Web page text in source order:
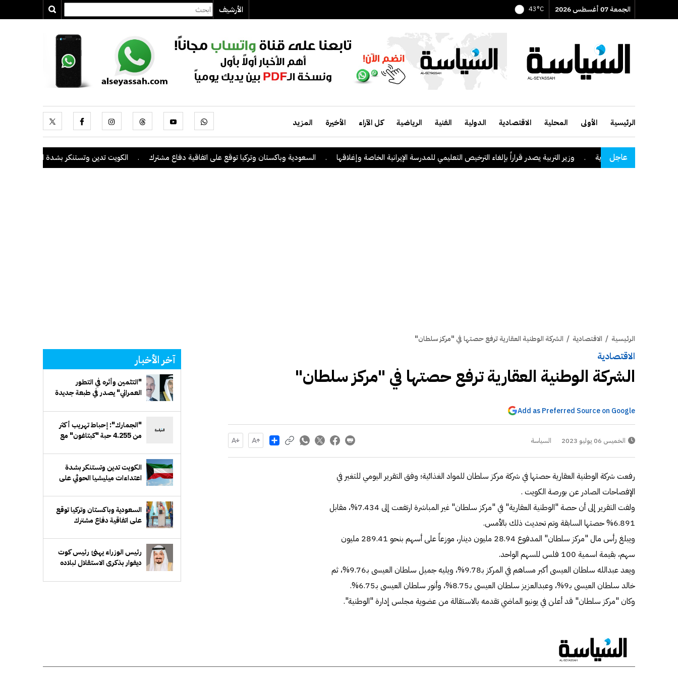
الجمعة 07 أغسطس 2026 43°C الأرشيف
الرئيسية الأولى المحلية الاقتصادية الدولية الفنية الرياضية كل الآراء الأخيرة المزيد
عاجل
نجران السعودية وزير التربية يصدر قراراً بإلغاء الترخيص التعليمي للمدرسة الإيرانية الخاصة وإغلاقها . السعودية وباكستان وتركيا توقع على اتفاقية دفاع مشترك . الكويت تدين وتستنكر بشدة اعتداءات ميليشيا
الرئيسية / الاقتصادية / الشركة الوطنية العقارية ترفع حصتها في "مركز سلطان"
الاقتصادية
الشركة الوطنية العقارية ترفع حصتها في "مركز سلطان"
Add as Preferred Source on Google
الخميس 06 يوليو 2023 السياسة Share
رفعت شركة الوطنية العقارية حصتها في شركة مركز سلطان للمواد الغذائية؛ وفق التقرير اليومي للتغير في
الإفصاحات الصادر عن بورصة الكويت .
ولفت التقرير إلى أن حصة "الوطنية العقارية" في "مركز سلطان" غير المباشرة ارتفعت إلى 7.434%، مقابل
6.891% حصتها السابقة وتم تحديث ذلك بالأمس.
ويبلغ رأس مال "مركز سلطان" المدفوع 28.94 مليون دينار، موزعاً على أسهم بنحو 289.41 مليون
سهم، بقيمة اسمية 100 فلس للسهم الواحد.
ويعد عبدالله سلطان العيسى أكبر مساهم في المركز بـ9.78%، ويليه جميل سلطان العيسى بـ9.76%، ثم
خالد سلطان العيسى بـ9%، وعبدالعزيز سلطان العيسى بـ8.75%، وأنور سلطان العيسى بـ6.75%.
وكان "مركز سلطان" قد أعلن في يونيو الماضي تقدمه بالاستقالة من عضوية مجلس إدارة "الوطنية".
آخر الأخبار
"التثمين وأثره في التطور
العمراني" يصدر في طبعة جديدة
"الجمارك": إحباط تهريب أكثر
من 4.255 حبة "كبتاغون" مع
الكويت تدين وتستنكر بشدة
اعتداءات ميليشيا الحوثي على
السعودية وباكستان وتركيا توقع
على اتفاقية دفاع مشترك
رئيس الوزراء يهنئ رئيس كوت
ديفوار بذكرى الاستقلال لبلاده